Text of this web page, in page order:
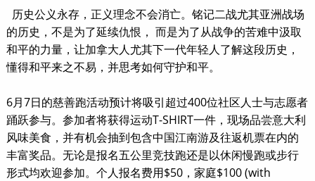
历史公义永存，正义理念不会消亡。铭记二战尤其亚洲战场
的历史，不是为了延续仇恨， 而是为了从战争的苦难中汲取
和平的力量，让加拿大人尤其下一代年轻人了解这段历史，
懂得和平来之不易，并思考如何守护和平。
6月7日的慈善跑活动预计将吸引超过400位社区人士与志愿者
踊跃参与。参加者将获得运动T-SHIRT一件，现场品尝意大利
风味美食，并有机会抽到包含中国江南游及往返机票在内的
丰富奖品。无论是报名五公里竞技跑还是以休闲慢跑或步行
形式均欢迎参加。个人报名费用$50，家庭$100 (with